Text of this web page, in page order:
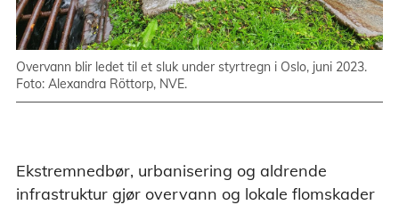
Overvann blir ledet til et sluk under styrtregn i Oslo, juni 2023.
Foto: Alexandra Röttorp, NVE.
Ekstremnedbør, urbanisering og aldrende
infrastruktur gjør overvann og lokale flomskader